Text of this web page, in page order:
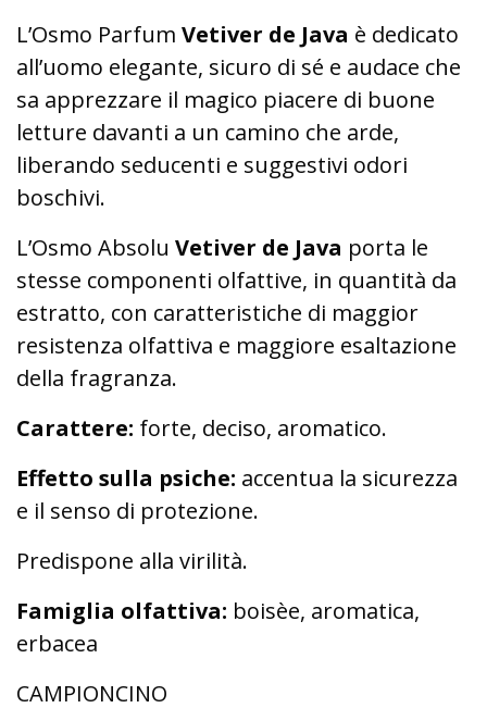
L’Osmo Parfum Vetiver de Java è dedicato
all’uomo elegante, sicuro di sé e audace che
sa apprezzare il magico piacere di buone
letture davanti a un camino che arde,
liberando seducenti e suggestivi odori
boschivi.
L’Osmo Absolu Vetiver de Java porta le
stesse componenti olfattive, in quantità da
estratto, con caratteristiche di maggior
resistenza olfattiva e maggiore esaltazione
della fragranza.
Carattere: forte, deciso, aromatico.
Effetto sulla psiche: accentua la sicurezza
e il senso di protezione.
Predispone alla virilità.
Famiglia olfattiva: boisèe, aromatica,
erbacea
CAMPIONCINO